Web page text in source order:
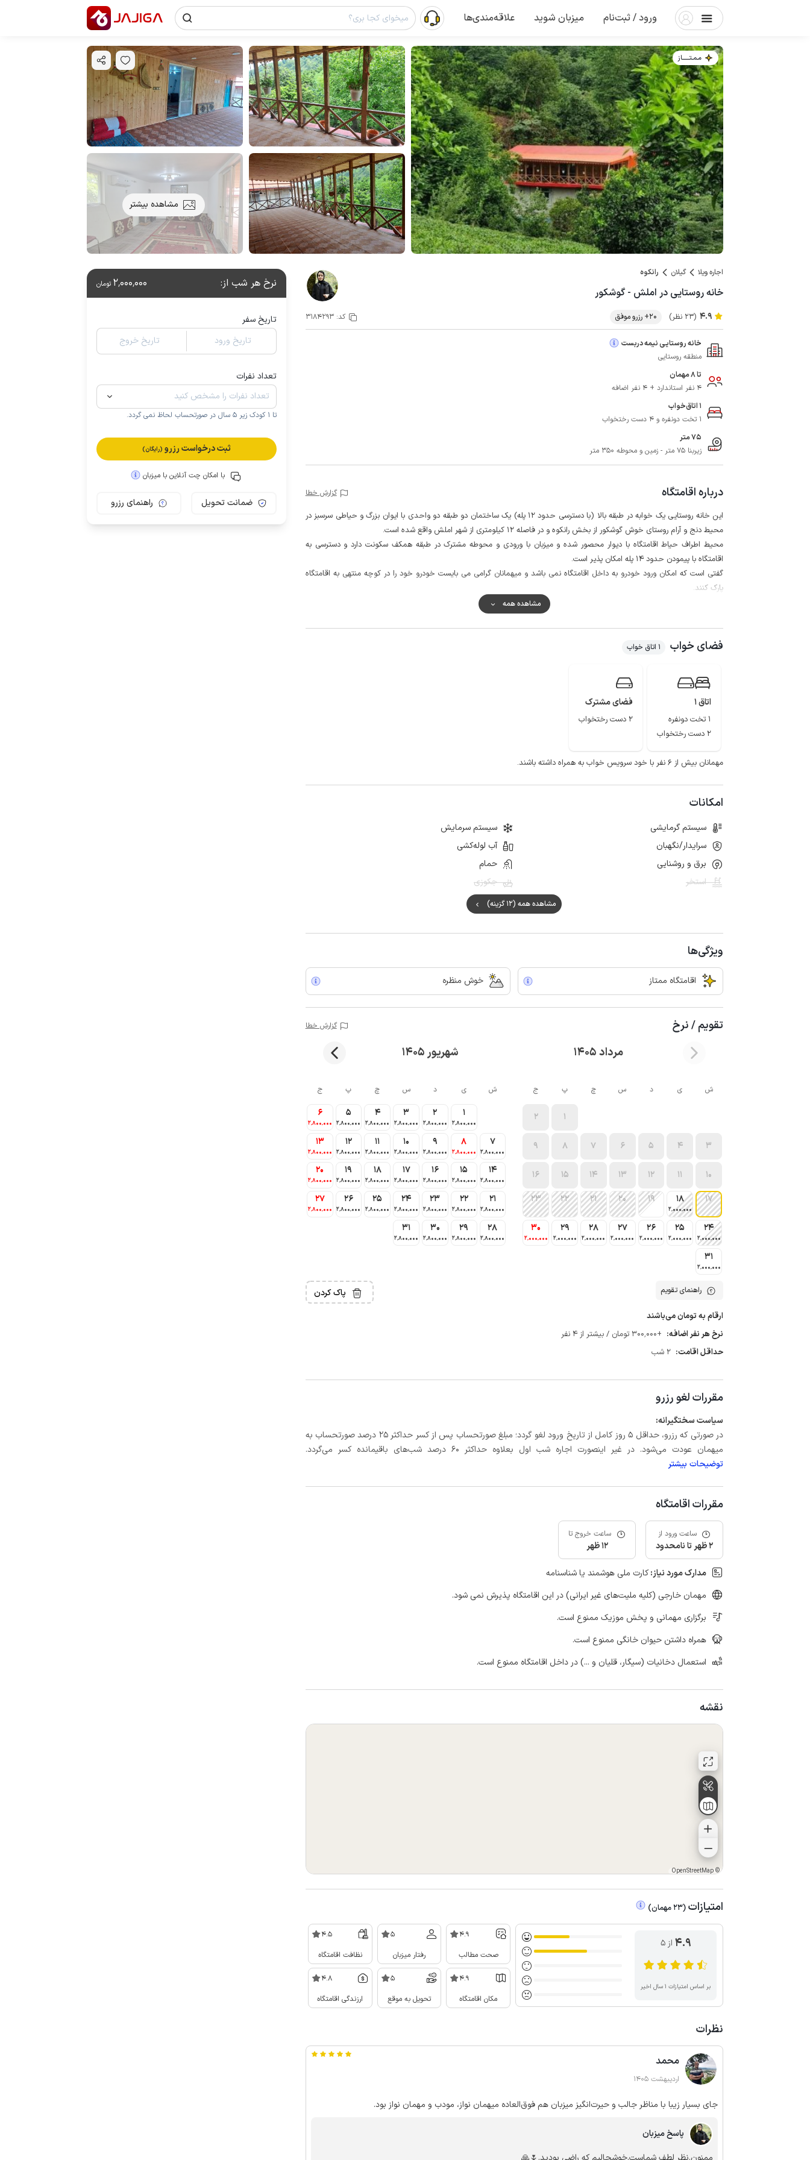
ورود / ثبت‌نام میزبان شوید علاقه‌مندی‌ها
مـمـتــــــاز
مشاهده بیشتر
اجاره ویلا گیلان رانکوه
خانه روستایی در املش - گوشکور
4.9 (23 نظر) 20+ رزرو موفق کد:3184293
خانه روستایی نیمه دربست
منطقه روستایی
تا 8 مهمان
4 نفر استاندارد + 4 نفر اضافه
1 اتاق‌خواب
1 تخت دونفره و 4 دست رختخواب
75 متر
زیربنا 75 متر - زمین و محوطه 350 متر
درباره اقامتگاه گزارش خطا
این خانه روستایی یک خوابه در طبقه بالا (با دسترسی حدود 12 پله) یک ساختمان دو طبقه دو واحدی با ایوان بزرگ و حیاطی سرسبز در
محیط دنج و آرام روستای خوش گوشکور از بخش رانکوه و در فاصله 12 کیلومتری از شهر املش واقع شده است.
محیط اطراف حیاط اقامتگاه با دیوار محصور شده و میزبان با ورودی و محوطه مشترک در طبقه همکف سکونت دارد و دسترسی به
اقامتگاه با پیمودن حدود 14 پله امکان پذیر است.
گفتی است که امکان ورود خودرو به داخل اقامتگاه نمی باشد و میهمانان گرامی می بایست خودرو خود را در کوچه منتهی به اقامتگاه
پارک کنند.
به منظور تهیه مایحتاج مورد نیاز اقامت، سوپرمارکت و نانوایی با حدود 2 دقیقه پیاده روی از اقامتگاه قابل دسترس می باشد، کیفیت
پوشش شبکه تلفن همراه برای اپراتور ایرانسل و همراه اول در مکالمه و اینترنت ضعیف است.
لازم به ذکر است حدود 15 متر مسیر منتهی به اقامتگاه به صورت خاکی می باشد و انواع خودرو قابل تردد است.
ییلاق هلودشت، پل شاه عباسی، جنگل های روستای بلوردکان و پرشکوه از جاذبه های این شهر می باشد.
مشاهده همه
فضای خواب 1 اتاق خواب
اتاق 1
1 تخت دونفره
2 دست رختخواب
فضای مشترک
2 دست رختخواب
مهمانان بیش از ۶ نفر با خود سرویس خواب به همراه داشته باشند.
امکانات
سیستم گرمایشی
سیستم سرمایش
سرایدار/نگهبان
آب لوله‌کشی
برق و روشنایی
حمام
استخر
جکوزی
مشاهده همه (12 گزینه)
ویژگی‌ها
اقامتگاه ممتاز خوش منظره
تقویم / نرخ گزارش خطا
مرداد 1405 شهریور 1405
ش ی د س چ پ ج
1
2
3
4
5
6
7
8
9
10
11
12
13
14
15
16
17
18
2٬000٬000
19
20
21
22
23
24
2٬000٬000
25
2٬000٬000
26
2٬000٬000
27
2٬000٬000
28
2٬000٬000
29
2٬000٬000
30
2٬000٬000
31
2٬000٬000
ش ی د س چ پ ج
1
2٬800٬000
2
2٬800٬000
3
2٬800٬000
4
2٬800٬000
5
2٬800٬000
6
2٬800٬000
7
2٬800٬000
8
2٬800٬000
9
2٬800٬000
10
2٬800٬000
11
2٬800٬000
12
2٬800٬000
13
2٬800٬000
14
2٬800٬000
15
2٬800٬000
16
2٬800٬000
17
2٬800٬000
18
2٬800٬000
19
2٬800٬000
20
2٬800٬000
21
2٬800٬000
22
2٬800٬000
23
2٬800٬000
24
2٬800٬000
25
2٬800٬000
26
2٬800٬000
27
2٬800٬000
28
2٬800٬000
29
2٬800٬000
30
2٬800٬000
31
2٬800٬000
راهنمای تقویم پاک کردن
ارقام به تومان می‌باشند
نرخ هر نفر اضافه: +300٬000 تومان / بیشتر از 4 نفر
حداقل اقامت: 2 شب
مقررات لغو رزرو
سیاست سختگیرانه:
در صورتی که رزرو، حداقل 5 روز کامل از تاریخ ورود لغو گردد؛ مبلغ صورتحساب پس از کسر حداکثر 25 درصد صورتحساب به
میهمان عودت می‌شود. در غیر اینصورت اجاره شب اول بعلاوه حداکثر 60 درصد شب‌های باقیمانده کسر می‌گردد.
توضیحات بیشتر
مقررات اقامتگاه
ساعت ورود از
2 ظهر تا نامحدود
ساعت خروج تا
12 ظهر
مدارک مورد نیاز:کارت ملی هوشمند یا شناسنامه
مهمان خارجی (کلیه ملیت‌های غیر ایرانی) در این اقامتگاه پذیرش نمی شود.
برگزاری مهمانی و پخش موزیک ممنوع است.
همراه داشتن حیوان خانگی ممنوع است.
استعمال دخانیات (سیگار، قلیان و ...) در داخل اقامتگاه ممنوع است.
نقشه
©
OpenStreetMap
امتیازات (
23مهمان)
4.9 از ۵
بر اساس امتیازات ۱ سال اخیر
4.9
صحت مطالب
5
رفتار میزبان
4.5
نظافت اقامتگاه
4.9
مکان اقامتگاه
5
تحویل به موقع
4.8
ارزندگی اقامتگاه
نظرات
محمد
اردیبهشت 1405
جای بسیار زیبا با مناظر جالب و حیرت‌انگیز میزبان هم فوق‌العاده‌ میهمان نواز، مودب و مهمان نواز بود.
پاسخ میزبان
نرخ هر شب از: 2٬000٬000 تومان
تاریخ سفر
تاریخ ورود
تاریخ خروج
تعداد نفرات
تا 1 کودک زیر 5 سال در صورتحساب لحاظ نمی گردد.
ثبت درخواست رزرو (رایگان)
با امکان چت آنلاین با میزبان
ضمانت تحویل راهنمای رزرو